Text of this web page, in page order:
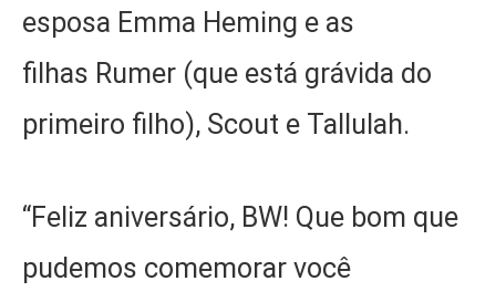
esposa Emma Heming e as
filhas Rumer (que está grávida do
primeiro filho), Scout e Tallulah.
“Feliz aniversário, BW! Que bom que
pudemos comemorar você